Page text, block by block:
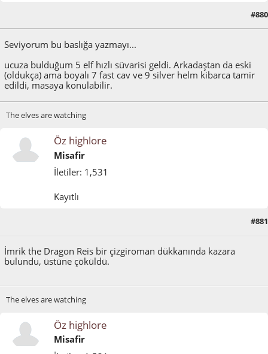
#880
Seviyorum bu baslığa yazmayı...
ucuza bulduğum 5 elf hızlı süvarisi geldi. Arkadaştan da eski
(oldukça) ama boyalı 7 fast cav ve 9 silver helm kibarca tamir
edildi, masaya konulabilir.
The elves are watching
Öz highlore
Misafir
İletiler: 1,531
Kayıtlı
#881
İmrik the Dragon Reis bir çizgiroman dükkanında kazara
bulundu, üstüne çöküldü.
The elves are watching
Öz highlore
Misafir